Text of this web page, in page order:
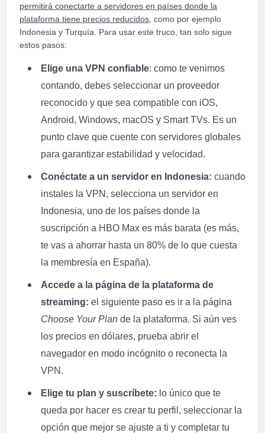
permitirá conectarte a servidores en países donde la
plataforma tiene precios reducidos, como por ejemplo
Indonesia y Turquía. Para usar este truco, tan solo sigue
estos pasos:
Elige una VPN confiable: como te venimos
contando, debes seleccionar un proveedor
reconocido y que sea compatible con iOS,
Android, Windows, macOS y Smart TVs. Es un
punto clave que cuente con servidores globales
para garantizar estabilidad y velocidad.
Conéctate a un servidor en Indonesia: cuando
instales la VPN, selecciona un servidor en
Indonesia, uno de los países donde la
suscripción a HBO Max es más barata (es más,
te vas a ahorrar hasta un 80% de lo que cuesta
la membresía en España).
Accede a la página de la plataforma de
streaming: el siguiente paso es ir a la página
Choose Your Plan de la plataforma. Si aún ves
los precios en dólares, prueba abrir el
navegador en modo incógnito o reconecta la
VPN.
Elige tu plan y suscríbete: lo único que te
queda por hacer es crear tu perfil, seleccionar la
opción que mejor se ajuste a ti y completar tu